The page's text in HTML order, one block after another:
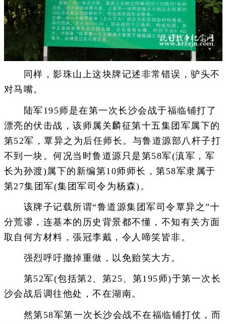
同样，影珠山上这块牌记述非常错误，驴头不
对马嘴。
陆军195师是在第一次长沙会战于福临铺打了
漂亮的伏击战，该师属关麟征第十五集团军属下的
第52军，覃异之为后任师长。与鲁道源部八杆子打
不到一块。何况当时鲁道源只是第58军(滇军，军
长为孙渡)属下的新编第10师师长，第58军隶属于
第27集团军(集团军司令为杨森)。
该牌子记载所谓“鲁道源集团军司令覃异之”十
分荒谬，连基本的历史背景都不懂，不知有关方面
取自何方材料，張冠李戴，令人啼笑皆非。
强烈呼吁撤掉重做，以免贻笑大方。
第52军(包括第2、第25、第195师)于第一次长
沙会战后调往他处，不在湖南。
然第58军第一次长沙会战不在福临铺打仗，而